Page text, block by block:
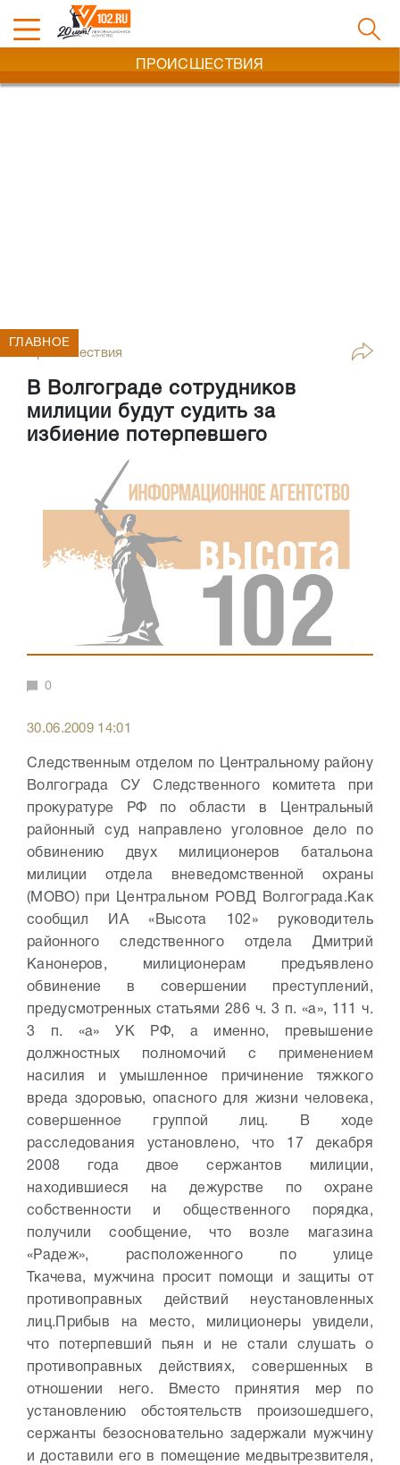
ПРОИСШЕСТВИЯ
Происшествия
В Волгограде сотрудников
милиции будут судить за
избиение потерпевшего
ГЛАВНОЕ
0
30.06.2009 14:01
Следственным отделом по Центральному району
Волгограда СУ Следственного комитета при
прокуратуре РФ по области в Центральный
районный суд направлено уголовное дело по
обвинению двух милиционеров батальона
милиции отдела вневедомственной охраны
(МОВО) при Центральном РОВД Волгограда. Как
сообщил ИА «Высота 102» руководитель
районного следственного отдела Дмитрий
Канонеров, милиционерам предъявлено
обвинение в совершении преступлений,
предусмотренных статьями 286 ч. 3 п. «а», 111 ч.
3 п. «а» УК РФ, а именно, превышение
должностных полномочий с применением
насилия и умышленное причинение тяжкого
вреда здоровью, опасного для жизни человека,
совершенное группой лиц.
В ходе
расследования установлено, что 17 декабря
2008 года двое сержантов милиции,
находившиеся на дежурстве по охране
собственности и общественного порядка,
получили сообщение, что возле магазина
«Радеж», расположенного по улице
Ткачева, мужчина просит помощи и защиты от
противоправных действий неустановленных
лиц. Прибыв на место, милиционеры увидели,
что потерпевший пьян и не стали слушать о
противоправных действиях, совершенных в
отношении него. Вместо принятия мер по
установлению обстоятельств произошедшего,
сержанты безосновательно задержали мужчину
и доставили его в помещение медвытрезвителя,